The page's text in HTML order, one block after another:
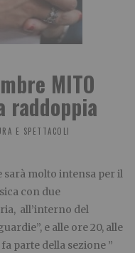
MITO
raddoppia
E SPETTACOLI
sarà molto intensa per il
con due
all’interno del
e alle ore 20, alle
parte della sezione ”